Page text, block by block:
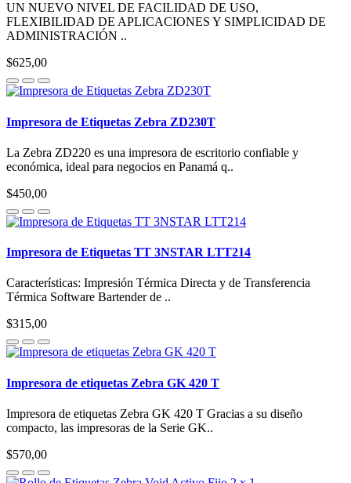
UN NUEVO NIVEL DE FACILIDAD DE USO,
FLEXIBILIDAD DE APLICACIONES Y SIMPLICIDAD DE
ADMINISTRACIÓN ..
$625,00
Impresora de Etiquetas Zebra ZD230T
La Zebra ZD220 es una impresora de escritorio confiable y
económica, ideal para negocios en Panamá q..
$450,00
Impresora de Etiquetas TT 3NSTAR LTT214
Características: Impresión Térmica Directa y de Transferencia
Térmica Software Bartender de ..
$315,00
Impresora de etiquetas Zebra GK 420 T
Impresora de etiquetas Zebra GK 420 T Gracias a su diseño
compacto, las impresoras de la Serie GK..
$570,00